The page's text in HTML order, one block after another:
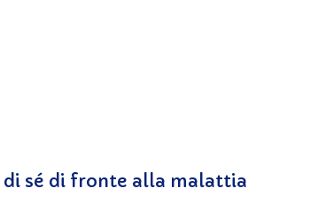
di sé di fronte alla malattia